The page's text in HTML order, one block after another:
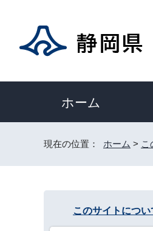
ホーム
現在の位置： ホーム > こ
このサイトについ